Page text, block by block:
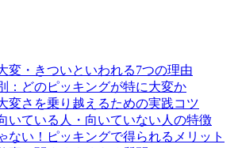
変・きついといわれる7つの理由
：どのピッキングが特に大変か
変さを乗り越えるための実践コツ
いている人・向いていない人の特徴
ない！ピッキングで得られるメリット